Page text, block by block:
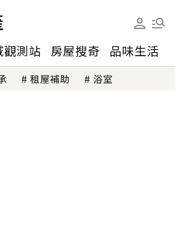
觀測站 房屋搜奇 品味生活
租屋補助 浴室